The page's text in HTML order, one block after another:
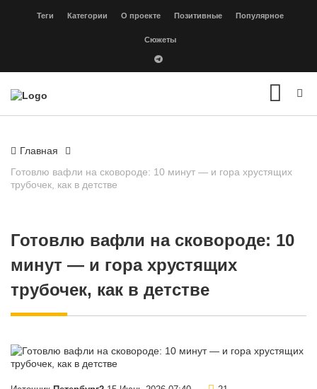
Теги Категории О проекте Позитивные Популярное
Сюжеты
Главная
Готовлю вафли на сковороде: 10 минут — и гора хрустящих
трубочек, как в детстве
Готовлю вафли на сковороде: 10
минут — и гора хрустящих
трубочек, как в детстве